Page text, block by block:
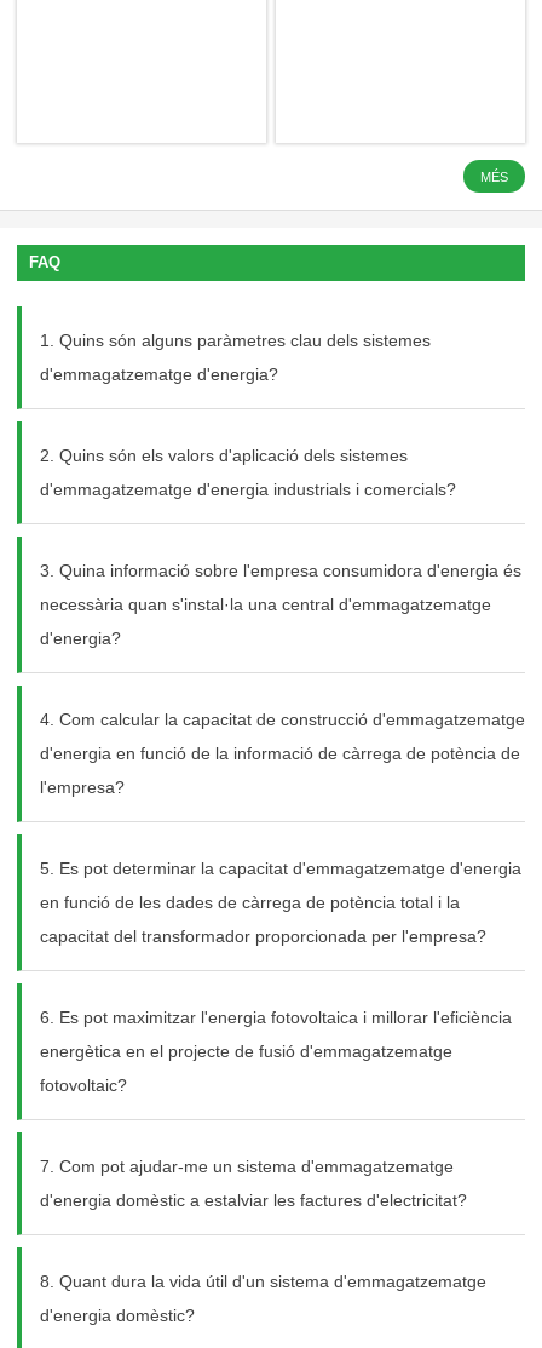
LFP 3.2 V
MÉS
FAQ
1. Quins són alguns paràmetres clau dels sistemes
d'emmagatzematge d'energia?
2. Quins són els valors d'aplicació dels sistemes
d'emmagatzematge d'energia industrials i comercials?
3. Quina informació sobre l'empresa consumidora d'energia és
necessària quan s'instal·la una central d'emmagatzematge
d'energia?
4. Com calcular la capacitat de construcció d'emmagatzematge
d'energia en funció de la informació de càrrega de potència de
l'empresa?
5. Es pot determinar la capacitat d'emmagatzematge d'energia
en funció de les dades de càrrega de potència total i la
capacitat del transformador proporcionada per l'empresa?
6. Es pot maximitzar l'energia fotovoltaica i millorar l'eficiència
energètica en el projecte de fusió d'emmagatzematge
fotovoltaic?
7. Com pot ajudar-me un sistema d'emmagatzematge
d'energia domèstic a estalviar les factures d'electricitat?
8. Quant dura la vida útil d'un sistema d'emmagatzematge
d'energia domèstic?